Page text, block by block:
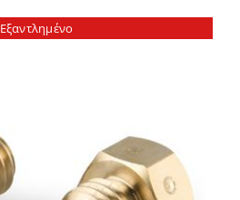
Εξαντλημένο